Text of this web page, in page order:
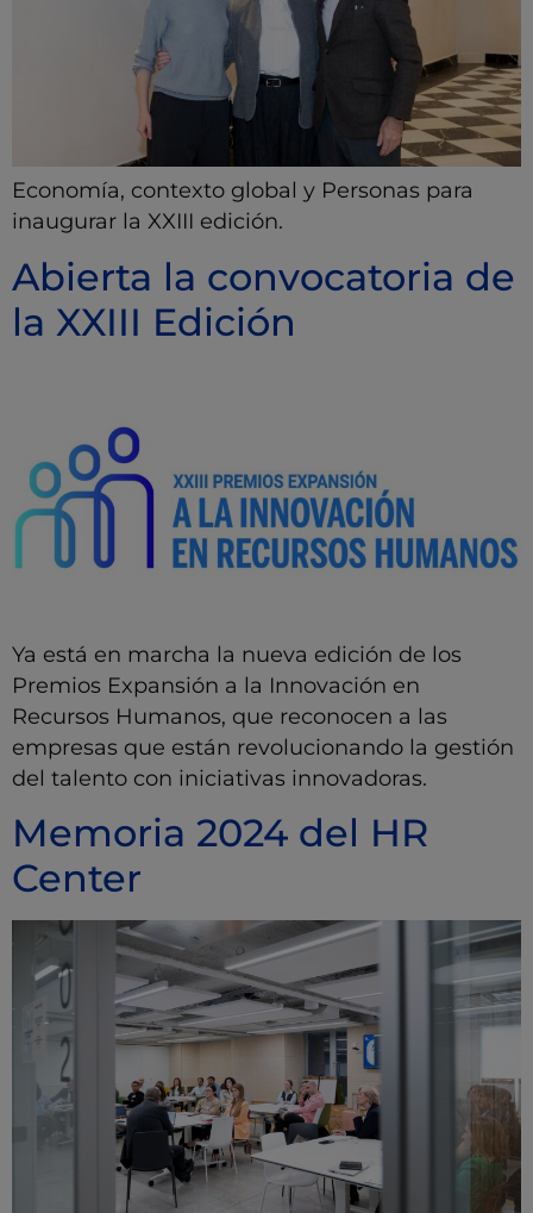
Economía, contexto global y Personas para
inaugurar la XXIII edición.
Abierta la convocatoria de
la XXIII Edición
Ya está en marcha la nueva edición de los
Premios Expansión a la Innovación en
Recursos Humanos, que reconocen a las
empresas que están revolucionando la gestión
del talento con iniciativas innovadoras.
Memoria 2024 del HR
Center